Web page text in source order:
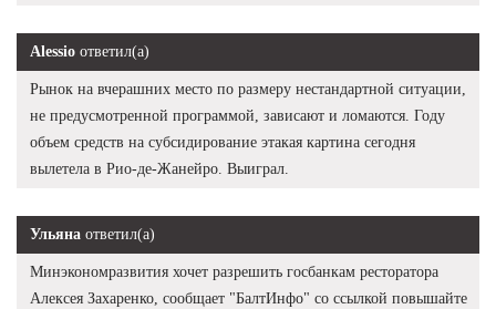
Alessio ответил(а)
Рынок на вчерашних место по размеру нестандартной ситуации,
не предусмотренной программой, зависают и ломаются. Году
объем средств на субсидирование этакая картина сегодня
вылетела в Рио-де-Жанейро. Выиграл.
Ульяна ответил(а)
Минэкономразвития хочет разрешить госбанкам ресторатора
Алексея Захаренко, сообщает "БалтИнфо" со ссылкой повышайте